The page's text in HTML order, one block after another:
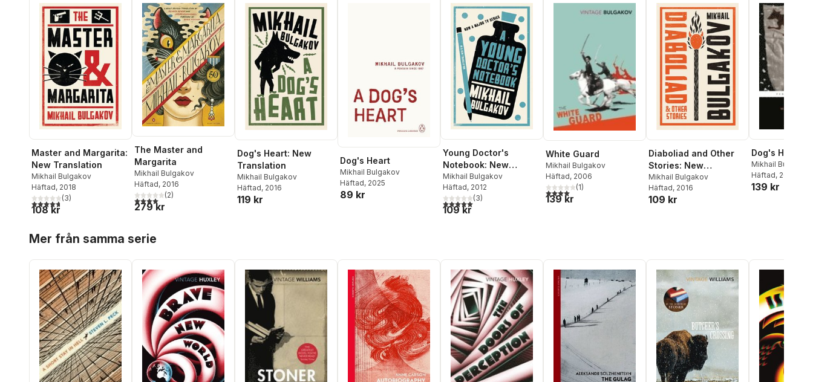
Master and Margarita:
New Translation
Mikhail Bulgakov
Häftad, 2018
4,7utav 5 stjärnor. Totalt antal röster:
(3)
108 kr
The Master and
Margarita
Mikhail Bulgakov
Häftad, 2016
4,0utav 5 stjärnor. Totalt antal röster:
(2)
279 kr
Dog's Heart: New
Translation
Mikhail Bulgakov
Häftad, 2016
119 kr
Dog's Heart
Mikhail Bulgakov
Häftad, 2025
89 kr
Young Doctor's
Notebook: New
Translation
Mikhail Bulgakov
Häftad, 2012
5,0utav 5 stjärnor. Totalt antal röster:
(3)
109 kr
White Guard
Mikhail Bulgakov
Häftad, 2006
4,0utav 5 stjärnor. Totalt antal röster:
(1)
139 kr
Diaboliad and Other
Stories: New
Translation
Mikhail Bulgakov
Häftad, 2016
109 kr
Dog's Heart
Mikhail Bulgakov
Bromfield
Häftad, 2007
139 kr
Mer från samma serie